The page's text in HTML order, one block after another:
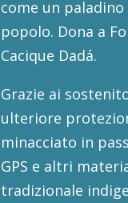
come un
popolo. Dona a
Cacique Dadá.
Grazie ai
ulteriore
minacciato in
GPS e altri
tradizionale